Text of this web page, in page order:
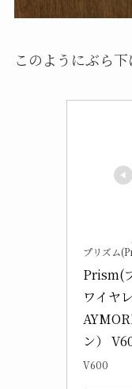
このようにぶら下
プリズム
Prism(
ワイヤ
ン）
V600